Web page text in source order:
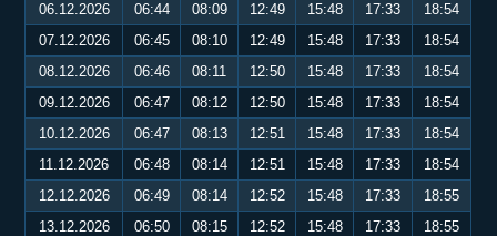
06.12.2026 06:44 08:09 12:49 15:48 17:33
18:54
07.12.2026
06:45 08:10 12:49 15:48 17:33
18:54
08.12.2026
06:46 08:11 12:50 15:48 17:33
18:54
09.12.2026
06:47 08:12 12:50 15:48 17:33
18:54
10.12.2026
06:47 08:13 12:51 15:48 17:33
18:54
11.12.2026
06:48 08:14 12:51 15:48 17:33
18:54
12.12.2026
06:49 08:14 12:52 15:48 17:33
18:55
13.12.2026
06:50 08:15 12:52 15:48 17:33
18:55